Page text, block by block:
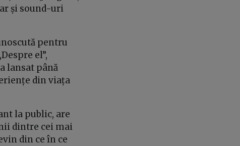
și sound-uri
pentru
el”,
lansat până
din viața
la public, are
dintre cei mai
din ce în ce